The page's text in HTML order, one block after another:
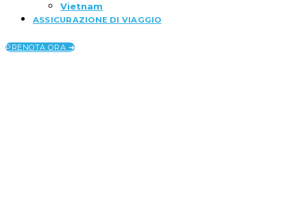
Vietnam
ASSICURAZIONE DI VIAGGIO
PRENOTA ORA ➜